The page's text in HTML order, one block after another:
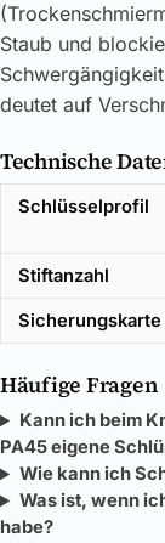
Staub und
deutet auf
Technische
Schlüsselprofil
Stiftanzahl
Sicherungskarte
Häufige Fragen
Kann ich beim
PA45 eigene
Wie kann ich
Was ist, wenn
habe?